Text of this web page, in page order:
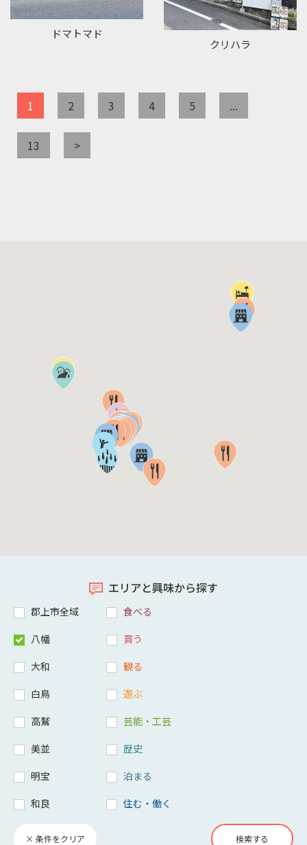
ドマトマド
クリハラ
1 2 3 4 5 ...
13 >
エリアと興味から探す
郡上市全域
八幡
大和
白鳥
高鷲
美並
明宝
和良
食べる
買う
観る
遊ぶ
芸能・工芸
歴史
泊まる
住む・働く
× 条件をクリア 検索する